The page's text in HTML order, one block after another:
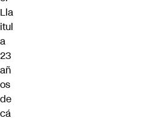
Lla
itul
a
23
añ
os
de
cá